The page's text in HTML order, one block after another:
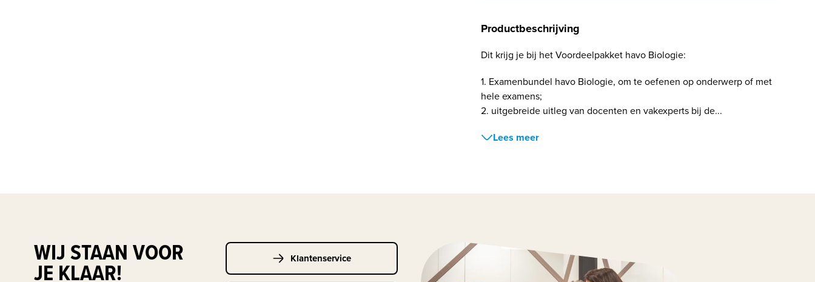
Productbeschrijving
Dit krijg je bij het Voordeelpakket havo Biologie:
1. Examenbundel havo Biologie, om te oefenen op onderwerp of met
hele examens;
2. uitgebreide uitleg van docenten en vakexperts bij de...
Lees meer
WIJ STAAN VOOR
JE KLAAR! Klantenservice